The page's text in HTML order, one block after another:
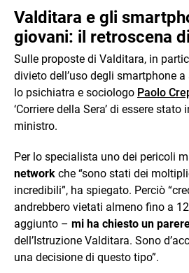
Valditara e gli
giovani: il retroscena
Sulle proposte di Valditara, in
divieto dell’uso degli smartphone
lo psichiatra e sociologo Paolo
‘Corriere della Sera’ di essere
ministro.
Per lo specialista uno dei pericoli
network che “sono stati dei
incredibili”, ha spiegato. Perciò
andrebbero vietati almeno fino a
aggiunto – mi ha chiesto un
dell’Istruzione Valditara. Sono
una decisione di questo tipo”.